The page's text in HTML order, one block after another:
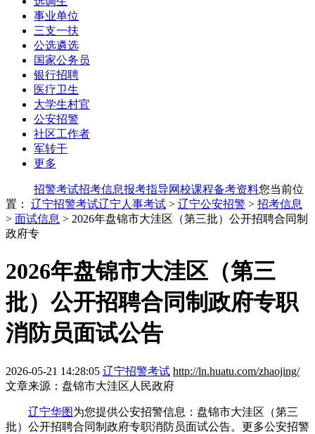
事业单位
三支一扶
公选遴选
国家公务员
银行招聘
医疗卫生
大学生村官
公安招警
社区工作者
军转干
更多
招警考试招考信息报考指导网校课程备考资料您当前位
置： 辽宁招警考试辽宁人事考试 > 辽宁公安招警 > 招考信息
> 面试信息 > 2026年盘锦市大洼区（第三批）公开招聘合同制
政府专
2026年盘锦市大洼区（第三
批）公开招聘合同制政府专职
消防员面试公告
2026-05-21 14:28:05 辽宁招警考试 http://ln.huatu.com/zhaojing/
文章来源：盘锦市大洼区人民政府
辽宁华图为您提供公安招警信息：盘锦市大洼区（第三
批）公开招聘合同制政府专职消防员面试公告。更多公安招警